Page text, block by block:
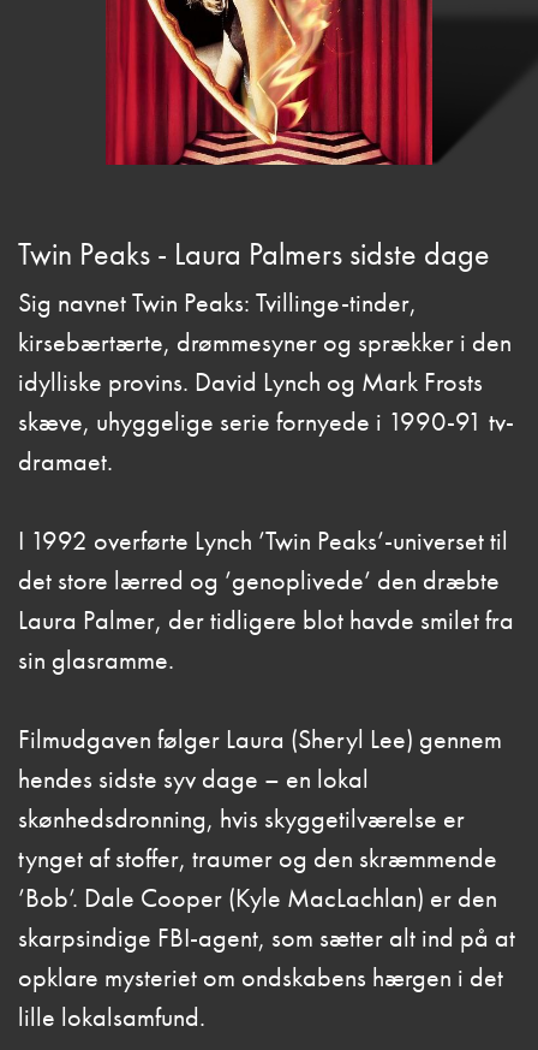
Twin Peaks - Laura Palmers sidste dage
Sig navnet Twin Peaks: Tvillinge-tinder,
kirsebærtærte, drømmesyner og sprækker i den
idylliske provins. David Lynch og Mark Frosts
skæve, uhyggelige serie fornyede i 1990-91 tv-
dramaet.
I 1992 overførte Lynch ’Twin Peaks’-universet til
det store lærred og ’genoplivede’ den dræbte
Laura Palmer, der tidligere blot havde smilet fra
sin glasramme.
Filmudgaven følger Laura (Sheryl Lee) gennem
hendes sidste syv dage – en lokal
skønhedsdronning, hvis skyggetilværelse er
tynget af stoffer, traumer og den skræmmende
’Bob’. Dale Cooper (Kyle MacLachlan) er den
skarpsindige FBI-agent, som sætter alt ind på at
opklare mysteriet om ondskabens hærgen i det
lille lokalsamfund.